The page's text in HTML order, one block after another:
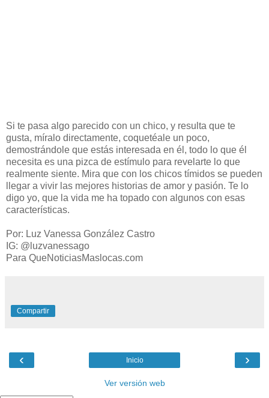
Si te pasa algo parecido con un chico, y resulta que te
gusta, míralo directamente, coquetéale un poco,
demostrándole que estás interesada en él, todo lo que él
necesita es una pizca de estímulo para revelarte lo que
realmente siente. Mira que con los chicos tímidos se pueden
llegar a vivir las mejores historias de amor y pasión. Te lo
digo yo, que la vida me ha topado con algunos con esas
características.
Por: Luz Vanessa González Castro
IG: @luzvanessago
Para QueNoticiasMaslocas.com
Compartir
‹ ›
Inicio
Ver versión web